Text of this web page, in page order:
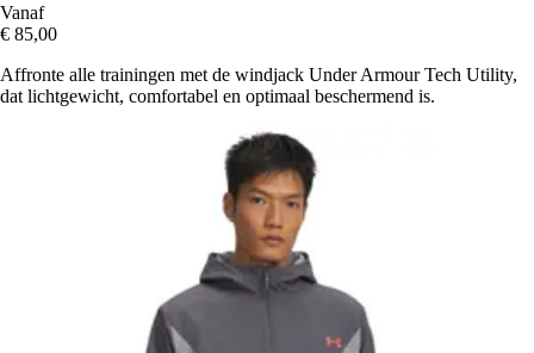
Vanaf
€ 85,00
Affronte alle trainingen met de windjack Under Armour Tech Utility,
dat lichtgewicht, comfortabel en optimaal beschermend is.